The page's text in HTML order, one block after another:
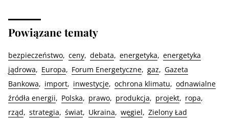
Powiązane tematy
bezpieczeństwo ceny debata energetyka
energetyka
jądrowa
Europa Forum Energetyczne gaz
Gazeta
Bankowa
import inwestycje ochrona klimatu
odnawialne
źródła energii
Polska prawo produkcja projekt
ropa
rząd
strategia świat Ukraina węgiel Zielony Ład